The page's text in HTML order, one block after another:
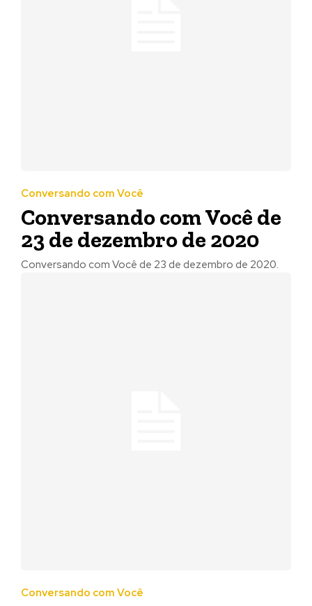
Conversando com Você
Conversando com Você de
23 de dezembro de 2020
Conversando com Você de 23 de dezembro de 2020.
Conversando com Você